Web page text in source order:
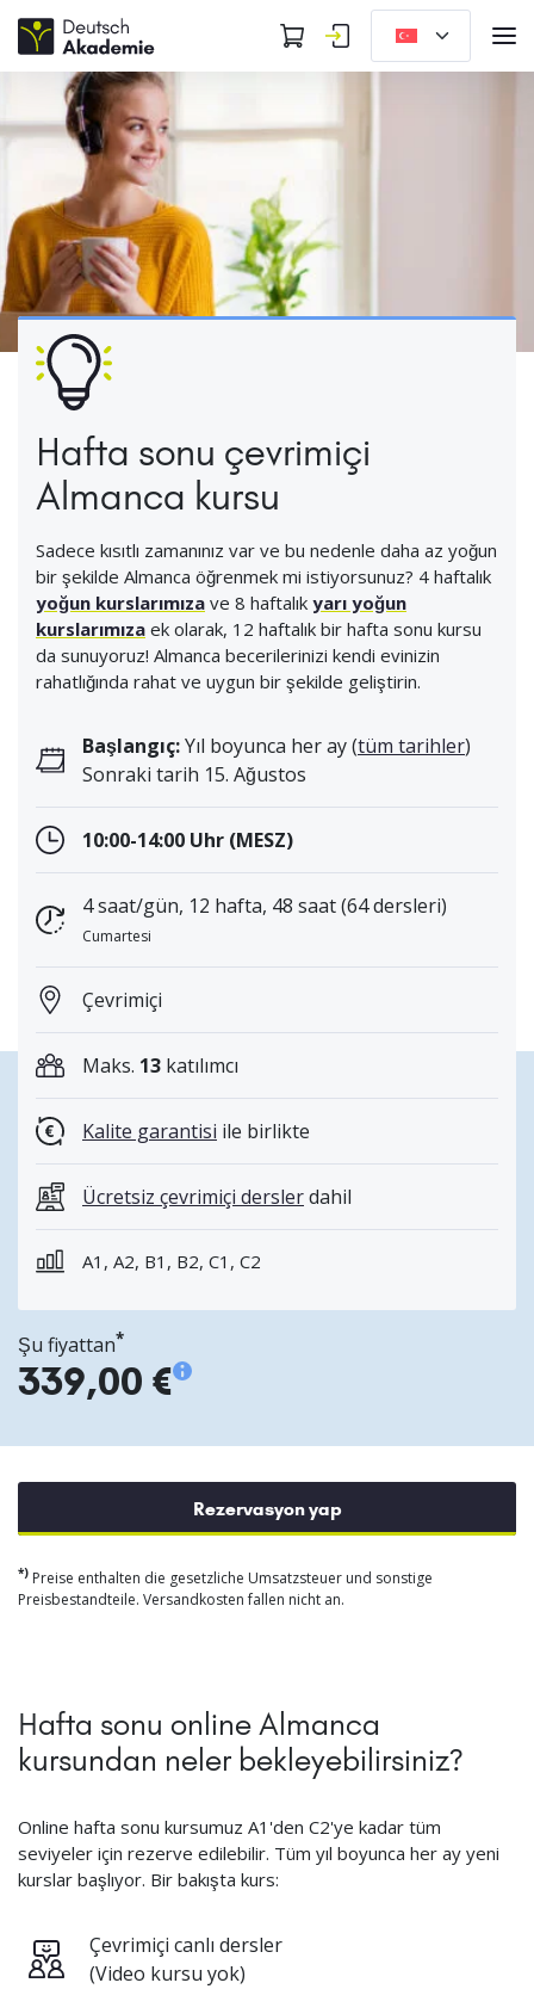
Hafta sonu çevrimiçi
Almanca kursu
Sadece kısıtlı zamanınız var ve bu nedenle daha az yoğun
bir şekilde Almanca öğrenmek mi istiyorsunuz? 4 haftalık
yoğun kurslarımıza ve 8 haftalık yarı yoğun
kurslarımıza ek olarak, 12 haftalık bir hafta sonu kursu
da sunuyoruz! Almanca becerilerinizi kendi evinizin
rahatlığında rahat ve uygun bir şekilde geliştirin.
Başlangıç:Yıl boyunca her ay (tüm tarihler)
Sonraki tarih 15. Ağustos
10:00-14:00 Uhr (MESZ)
4 saat/gün, 12 hafta, 48 saat (64 dersleri)
Cumartesi
Çevrimiçi
Maks. 13 katılımcı
Kalite garantisi ile birlikte
Ücretsiz çevrimiçi derslerdahil
A1, A2, B1, B2, C1, C2
Şu fiyattan*
339,00 €
Rezervasyon yap
*) Preise enthalten die gesetzliche Umsatzsteuer und sonstige
Preisbestandteile. Versandkosten fallen nicht an.
Hafta sonu online Almanca
kursundan neler bekleyebilirsiniz?
Online hafta sonu kursumuz A1'den C2'ye kadar tüm
seviyeler için rezerve edilebilir. Tüm yıl boyunca her ay yeni
kurslar başlıyor. Bir bakışta kurs:
Çevrimiçi canlı dersler
(Video kursu yok)